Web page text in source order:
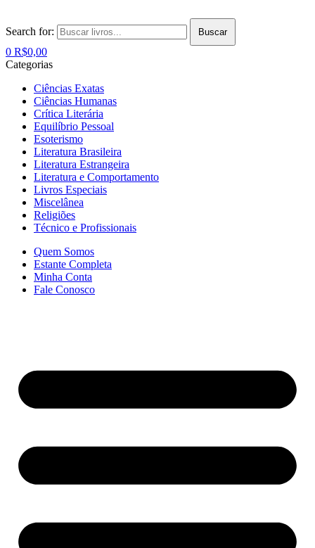
Search for: Buscar
0 R$0,00
Categorias
Ciências Exatas
Ciências Humanas
Crítica Literária
Equilíbrio Pessoal
Esoterismo
Literatura Brasileira
Literatura Estrangeira
Literatura e Comportamento
Livros Especiais
Miscelânea
Religiões
Técnico e Profissionais
Quem Somos
Estante Completa
Minha Conta
Fale Conosco